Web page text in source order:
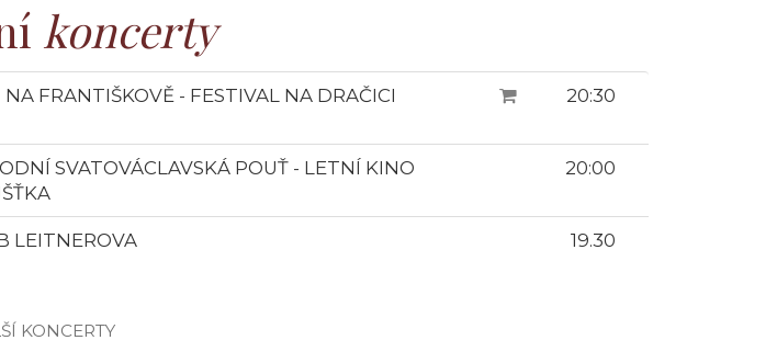
koncerty
NA FRANTIŠKOVĚ - FESTIVAL NA DRAČICI 20:30
SVATOVÁCLAVSKÁ POUŤ - LETNÍ KINO
20:00
LEITNEROVA 19.30
KONCERTY